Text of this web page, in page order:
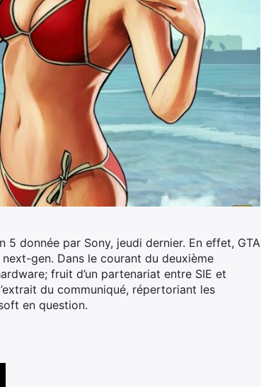
donnée par Sony, jeudi dernier. En effet, GTA
gen. Dans le courant du deuxième
fruit d’un partenariat entre SIE et
du communiqué, répertoriant les
en question.